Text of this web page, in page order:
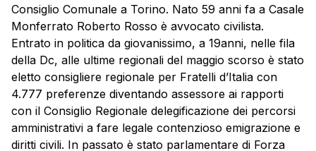
Consiglio Comunale a Torino. Nato 59 anni fa a Casale
Monferrato Roberto Rosso è avvocato civilista.
Entrato in politica da giovanissimo, a 19anni, nelle fila
della Dc, alle ultime regionali del maggio scorso è stato
eletto consigliere regionale per Fratelli d’Italia con
4.777 preferenze diventando assessore ai rapporti
con il Consiglio Regionale delegificazione dei percorsi
amministrativi a fare legale contenzioso emigrazione e
diritti civili. In passato è stato parlamentare di Forza